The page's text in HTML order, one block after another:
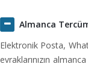
Almanca
Elektronik Posta,
evraklarınızın